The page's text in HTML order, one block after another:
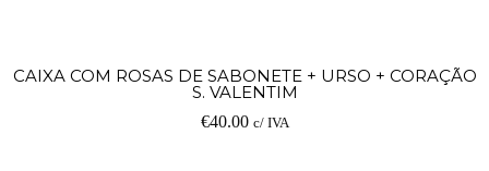
CAIXA COM ROSAS DE SABONETE + URSO + CORAÇÃO
S. VALENTIM
€40.00 c/ IVA